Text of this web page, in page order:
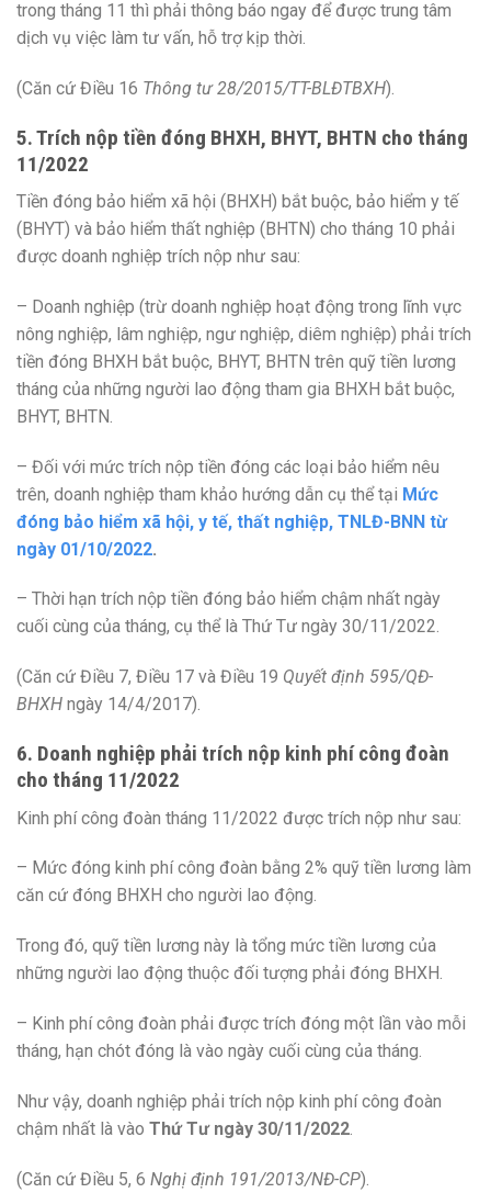
trong tháng 11 thì phải thông báo ngay để được trung tâm
dịch vụ việc làm tư vấn, hỗ trợ kịp thời.
(Căn cứ Điều 16 Thông tư 28/2015/TT-BLĐTBXH).
5. Trích nộp tiền đóng BHXH, BHYT, BHTN cho tháng
11/2022
Tiền đóng bảo hiểm xã hội (BHXH) bắt buộc, bảo hiểm y tế
(BHYT) và bảo hiểm thất nghiệp (BHTN) cho tháng 10 phải
được doanh nghiệp trích nộp như sau:
– Doanh nghiệp (trừ doanh nghiệp hoạt động trong lĩnh vực
nông nghiệp, lâm nghiệp, ngư nghiệp, diêm nghiệp) phải trích
tiền đóng BHXH bắt buộc, BHYT, BHTN trên quỹ tiền lương
tháng của những người lao động tham gia BHXH bắt buộc,
BHYT, BHTN.
– Đối với mức trích nộp tiền đóng các loại bảo hiểm nêu
trên, doanh nghiệp tham khảo hướng dẫn cụ thể tại Mức
đóng bảo hiểm xã hội, y tế, thất nghiệp, TNLĐ-BNN từ
ngày 01/10/2022.
– Thời hạn trích nộp tiền đóng bảo hiểm chậm nhất ngày
cuối cùng của tháng, cụ thể là Thứ Tư ngày 30/11/2022.
(Căn cứ Điều 7, Điều 17 và Điều 19 Quyết định 595/QĐ-
BHXH ngày 14/4/2017).
6. Doanh nghiệp phải trích nộp kinh phí công đoàn
cho tháng 11/2022
Kinh phí công đoàn tháng 11/2022 được trích nộp như sau:
– Mức đóng kinh phí công đoàn bằng 2% quỹ tiền lương làm
căn cứ đóng BHXH cho người lao động.
Trong đó, quỹ tiền lương này là tổng mức tiền lương của
những người lao động thuộc đối tượng phải đóng BHXH.
– Kinh phí công đoàn phải được trích đóng một lần vào mỗi
tháng, hạn chót đóng là vào ngày cuối cùng của tháng.
Như vậy, doanh nghiệp phải trích nộp kinh phí công đoàn
chậm nhất là vào Thứ Tư ngày 30/11/2022.
(Căn cứ Điều 5, 6 Nghị định 191/2013/NĐ-CP).